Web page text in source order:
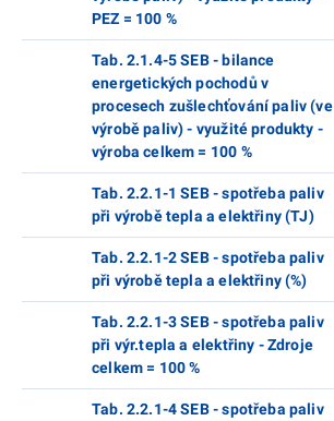
PEZ = 100 %
Tab. 2.1.4-5 SEB - bilance
energetických pochodů v
procesech zušlechťování paliv (ve
výrobě paliv) - využité produkty -
výroba celkem = 100 %
Tab. 2.2.1-1 SEB - spotřeba paliv
při výrobě tepla a elektřiny (TJ)
Tab. 2.2.1-2 SEB - spotřeba paliv
při výrobě tepla a elektřiny (%)
Tab. 2.2.1-3 SEB - spotřeba paliv
při výr.tepla a elektřiny - Zdroje
celkem = 100 %
Tab. 2.2.1-4 SEB - spotřeba paliv